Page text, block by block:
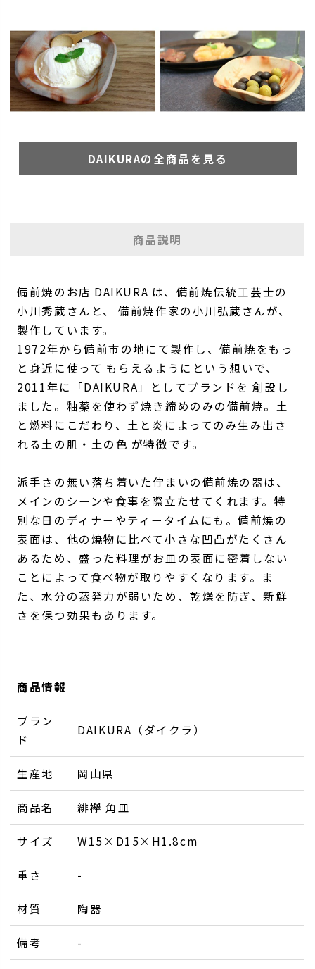
DAIKURAの全商品を見る
商品説明
備前焼のお店 DAIKURA は、備前焼伝統工芸士の
小川秀蔵さんと、 備前焼作家の小川弘蔵さんが、
製作しています。
1972年から備前市の地にて製作し、備前焼をもっ
と身近に使って もらえるようにという想いで、
2011年に「DAIKURA」としてブランドを 創設し
ました。釉薬を使わず焼き締めのみの備前焼。土
と燃料にこだわり、土と炎によってのみ生み出さ
れる土の肌・土の色 が特徴です。
派手さの無い落ち着いた佇まいの備前焼の器は、
メインのシーンや食事を際立たせてくれます。特
別な日のディナーやティータイムにも。備前焼の
表面は、他の焼物に比べて小さな凹凸がたくさん
あるため、盛った料理がお皿の表面に密着しない
ことによって食べ物が取りやすくなります。ま
た、水分の蒸発力が弱いため、乾燥を防ぎ、新鮮
さを保つ効果もあります。
商品情報
ブラン
ド
DAIKURA（ダイクラ）
生産地 岡山県
商品名 緋襷 角皿
サイズ W15×D15×H1.8cm
重さ -
材質 陶器
備考 -